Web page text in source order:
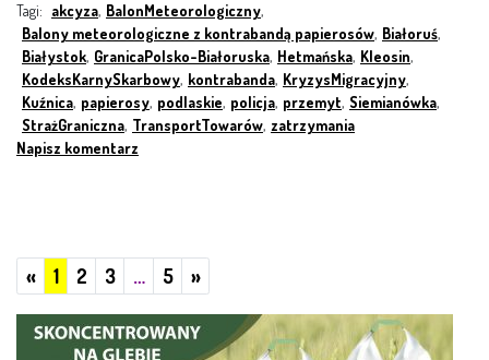
Tagi: akcyza, BalonMeteorologiczny,
Balony meteorologiczne z kontrabandą papierosów, Białoruś,
Białystok, GranicaPolsko-Białoruska, Hetmańska, Kleosin,
KodeksKarnySkarbowy, kontrabanda, KryzysMigracyjny,
Kuźnica, papierosy, podlaskie, policja, przemyt, Siemianówka,
StrażGraniczna, TransportTowarów, zatrzymania
Napisz komentarz
«Poprzednie
1 2 3 … 5 »Następne